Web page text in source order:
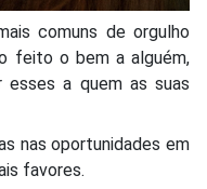
comuns de orgulho
feito o bem a alguém,
a quem as suas
nas oportunidades em
favores.